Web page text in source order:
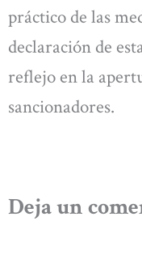
práctico de las
declaración de
reflejo en la
sancionadores.
Deja un